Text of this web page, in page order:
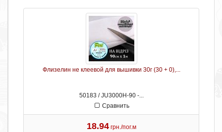
Флизелин не клеевой для вышивки 30г (30 + 0),...
50183 / JU3000H-90 -...
Сравнить
18.94 грн./пог.м